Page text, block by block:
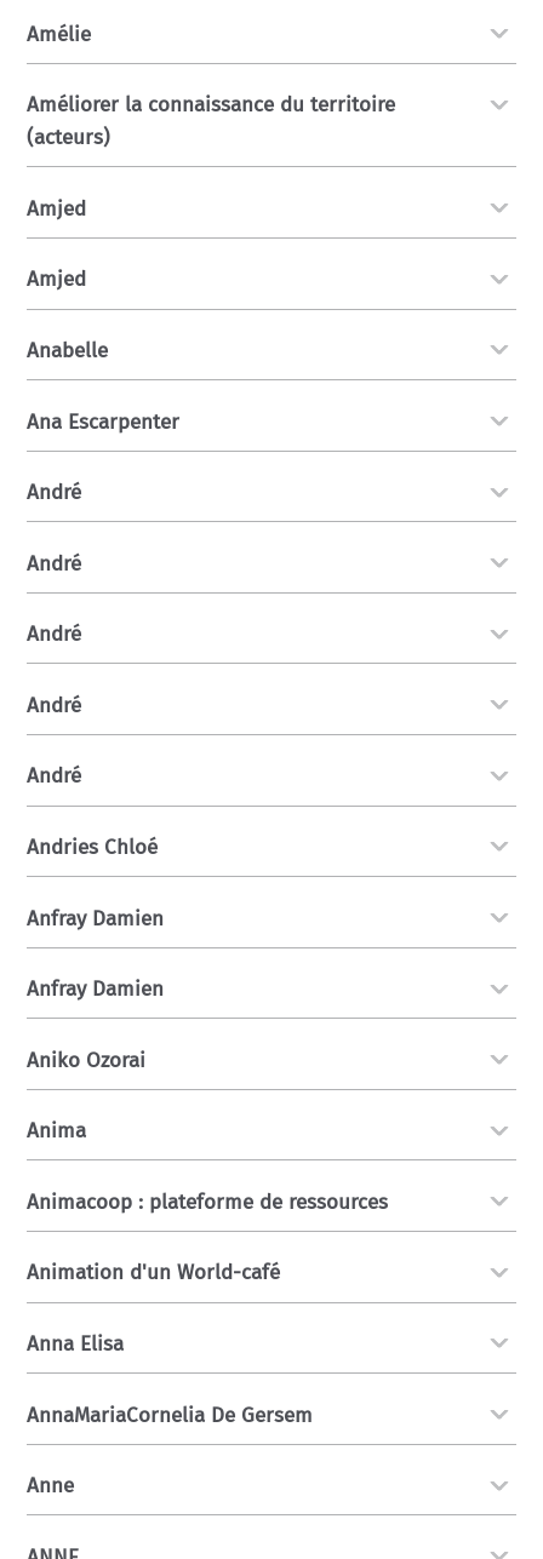
Amélie
Améliorer la connaissance du territoire
(acteurs)
Amjed
Amjed
Anabelle
Ana Escarpenter
André
André
André
André
André
Andries Chloé
Anfray Damien
Anfray Damien
Aniko Ozorai
Anima
Animacoop : plateforme de ressources
Animation d'un World-café
Anna Elisa
AnnaMariaCornelia De Gersem
Anne